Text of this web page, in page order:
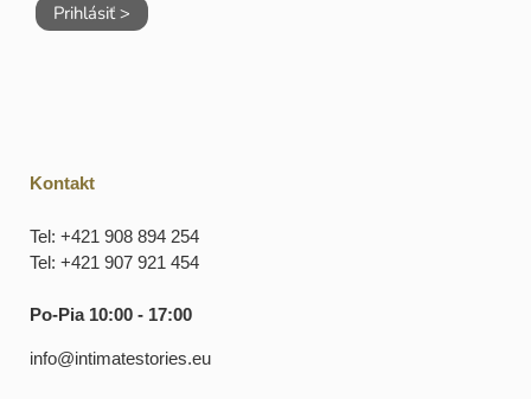
Prihlásiť >
Kontakt
Tel: +421 908 894 254
Tel: +421 907 921 454
Po-Pia 10:00 - 17:00
info@intimatestories.eu